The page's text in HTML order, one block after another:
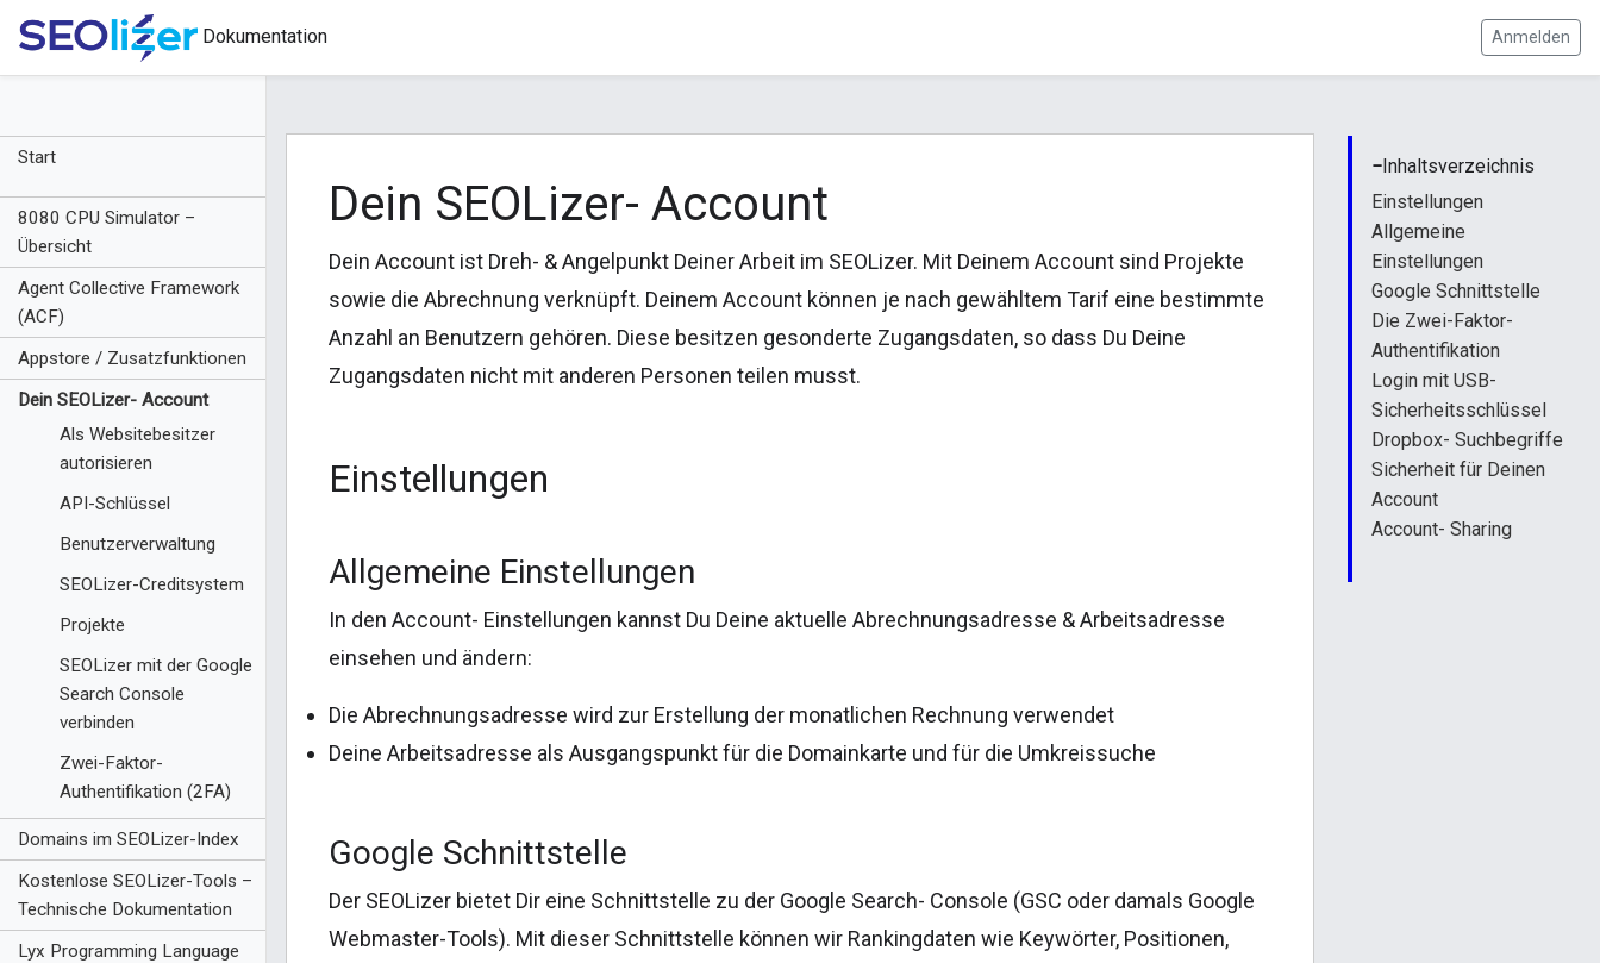
Dokumentation Anmelden
Start
8080 CPU Simulator –
Übersicht
Agent Collective Framework
(ACF)
Appstore / Zusatzfunktionen
Dein SEOLizer- Account
Als Websitebesitzer
autorisieren
API-Schlüssel
Benutzerverwaltung
SEOLizer-Creditsystem
Projekte
SEOLizer mit der Google
Search Console
verbinden
Zwei-Faktor-
Authentifikation (2FA)
Domains im SEOLizer-Index
Kostenlose SEOLizer-Tools –
Technische Dokumentation
Lyx Programming Language
Dein SEOLizer- Account
Dein Account ist Dreh- & Angelpunkt Deiner Arbeit im SEOLizer. Mit Deinem Account sind Projekte
sowie die Abrechnung verknüpft. Deinem Account können je nach gewähltem Tarif eine bestimmte
Anzahl an Benutzern gehören. Diese besitzen gesonderte Zugangsdaten, so dass Du Deine
Zugangsdaten nicht mit anderen Personen teilen musst.
Einstellungen
Allgemeine Einstellungen
In den Account- Einstellungen kannst Du Deine aktuelle Abrechnungsadresse & Arbeitsadresse
einsehen und ändern:
Die Abrechnungsadresse wird zur Erstellung der monatlichen Rechnung verwendet
Deine Arbeitsadresse als Ausgangspunkt für die Domainkarte und für die Umkreissuche
Google Schnittstelle
Der SEOLizer bietet Dir eine Schnittstelle zu der Google Search- Console (GSC oder damals Google
Webmaster-Tools). Mit dieser Schnittstelle können wir Rankingdaten wie Keywörter, Positionen,
−Inhaltsverzeichnis
Einstellungen
Allgemeine
Einstellungen
Google Schnittstelle
Die Zwei-Faktor-
Authentifikation
Login mit USB-
Sicherheitsschlüssel
Dropbox- Suchbegriffe
Sicherheit für Deinen
Account
Account- Sharing